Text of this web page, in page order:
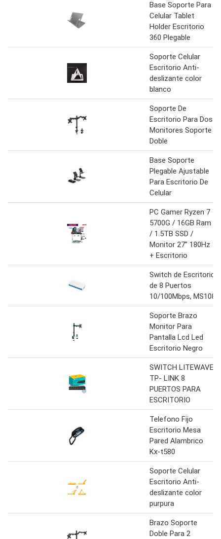
Base Soporte Para
Celular Tablet
Holder Escritorio
360 Plegable
Soporte Celular
Escritorio Anti-
deslizante color
blanco
Soporte De
Escritorio Para Dos
Monitores Soporte
Doble
Base Soporte
Plegable Ajustable
Para Escritorio De
Celular
PC Gamer Ryzen 7
5700G / 16GB Ram
/ 1.5TB SSD /
Monitor 27” 180Hz
+ Escritorio
Switch de Escritorio
de 8 Puertos
10/100Mbps, MS108
Soporte Brazo
Monitor Para
Pantalla Lcd Led
Escritorio Negro
SWITCH LITEWAVE
TP- LINK 8
PUERTOS PARA
ESCRITORIO
Telefono Fijo
Escritorio Mesa
Pared Alambrico
Kx-t580
Soporte Celular
Escritorio Anti-
deslizante color
purpura
Brazo Soporte
Doble Para 2